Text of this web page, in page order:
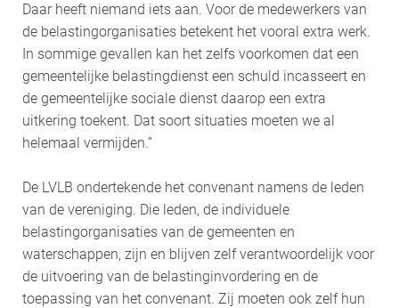
Daar heeft niemand iets aan. Voor de medewerkers van
de belastingorganisaties betekent het vooral extra werk.
In sommige gevallen kan het zelfs voorkomen dat een
gemeentelijke belastingdienst een schuld incasseert en
de gemeentelijke sociale dienst daarop een extra
uitkering toekent. Dat soort situaties moeten we al
helemaal vermijden.”
De LVLB ondertekende het convenant namens de leden
van de vereniging. Die leden, de individuele
belastingorganisaties van de gemeenten en
waterschappen, zijn en blijven zelf verantwoordelijk voor
de uitvoering van de belastinginvordering en de
toepassing van het convenant. Zij moeten ook zelf hun